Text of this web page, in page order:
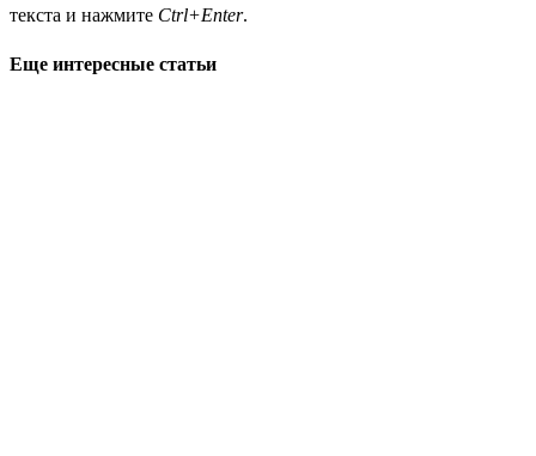
текста и нажмите Ctrl+Enter.
Еще интересные статьи